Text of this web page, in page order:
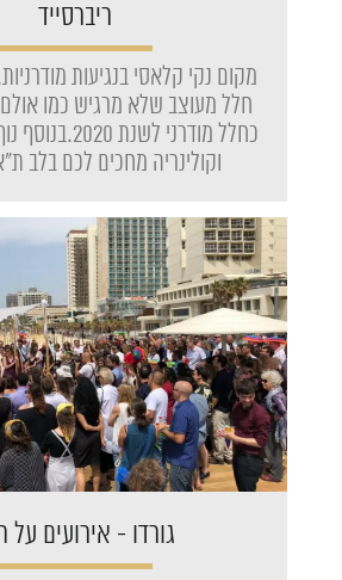
ריברסייד
מקום נקי קלאסי בנגיעות
חלל מעוצב שלא מרגיש כמו
כחלל מודרני
וקולינריה מחכים לכם בלב
גורדו - אירועים על